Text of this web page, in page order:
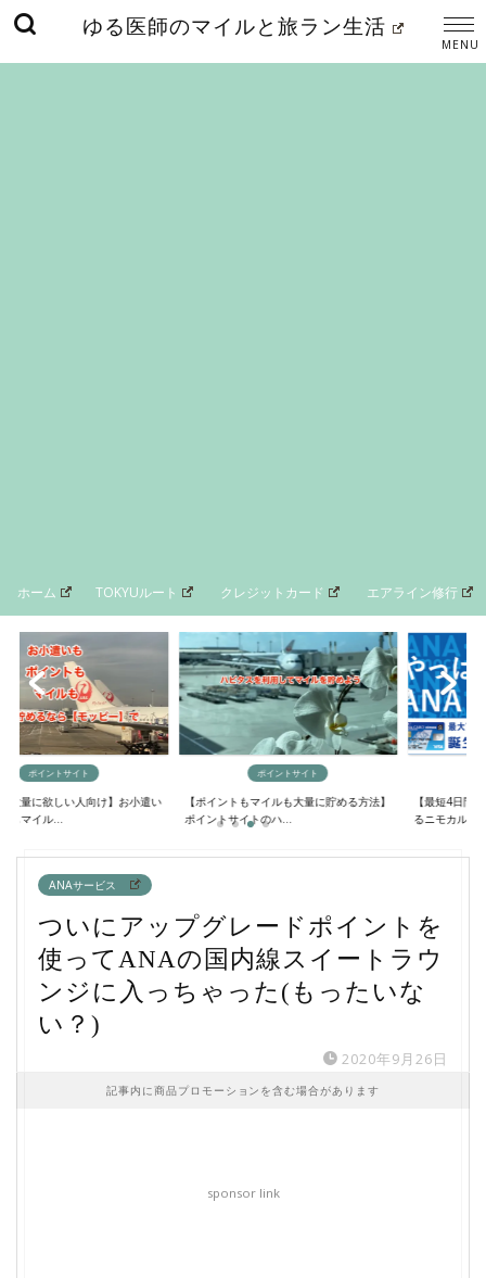
ゆる医師のマイルと旅ラン生活
ホーム TOKYUルート クレジットカード エアライン修行
トサイト
しい人向け】お小遣い
ポイントサイト
【ポイントもマイルも大量に貯める方法】
ポイントサイトのハ...
【最短4日間でANAマ
るニモカルート完...
ANAサービス
ついにアップグレードポイントを
使ってANAの国内線スイートラウ
ンジに入っちゃった(もったいな
い？)
2020年9月26日
記事内に商品プロモーションを含む場合があります
sponsor link